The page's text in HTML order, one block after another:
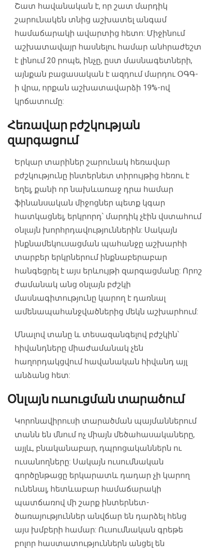
Շատ հավանական է, որ շատ մարդիկ
շարունակեն տնից աշխատել անգամ
համաճարակի ավարտից հետո: Միջինում
աշխատավայր հասնելու համար անհրաժեշտ
է լինում 20 րոպե, ինչը, ըստ մասնագետների,
այնքան բացասական է ազդում մարդու ՕԳԳ-
ի վրա, որքան աշխատավարձի 19%-ով
կրճատումը:
Հեռավար բժշկության
զարգացում
Երկար տարիներ շարունակ հեռավար
բժշկությունը ինտերնետ տիրույթից հեռու է
եղել, քանի որ նախևառաջ դրա համար
ֆինանսական միջոցներ պետք կգար
հատկացնել, երկրորդ՝ մարդիկ չէին վստահում
օնլայն խորհրդավություններին: Սակայն
ինքնամեկուսացման պահանջը աշխարհի
տարբեր երկրներում ինքնաբերաբար
հանգեցրել է այս երևույթի զարգացմանը: Որոշ
ժամանակ անց օնլայն բժշկի
մասնագիտությունը կարող է դառնալ
ամենապահանջվածներից մեկն աշխարհում:
Մնալով տանը և տեսազանգելով բժշկին՝
հիվանդները միաժամանակ չեն
հաղորդակցվում հավանական հիվանդ այլ
անձանց հետ:
Օնլայն ուսուցման տարածում
Կորոնավիրուսի տարածման պայմաններում
տանն են մնում ոչ միայն մեծահասակաները,
այլև, բնականաբար, դպրոցականներն ու
ուսանողները: Սակայն ուսումնական
գործընթացը երկարատև դադար չի կարող
ունենալ, հետևաբար համաճարակի
պատճառով մի շարք ինտերնետ-
ծառայություններ անվճար են դարձել հենց
այս խմբերի համար: Ուսումնական գրեթե
բոլոր հաստատություններն անցել են